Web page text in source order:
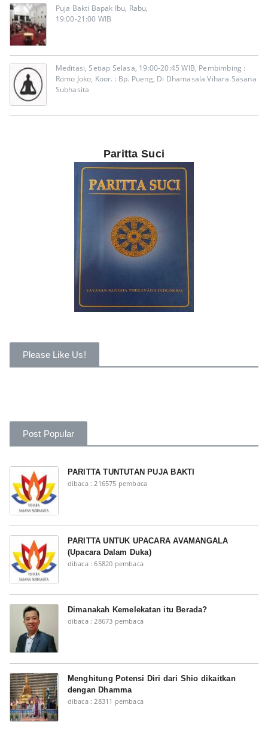
Puja Bakti Bapak Ibu, Rabu,
19:00-21:00 WIB
Meditasi, Setiap Selasa, 19:00-20:45 WIB, Pembimbing :
Romo Joko, Koor. : Bp. Pueng, Di Dhamasala Vihara Sasana
Subhasita
Paritta Suci
Please Like Us!
Post Popular
PARITTA TUNTUTAN PUJA BAKTI
dibaca : 216575 pembaca
PARITTA UNTUK UPACARA AVAMANGALA
(Upacara Dalam Duka)
dibaca : 65820 pembaca
Dimanakah Kemelekatan itu Berada?
dibaca : 28673 pembaca
Menghitung Potensi Diri dari Shio dikaitkan
dengan Dhamma
dibaca : 28311 pembaca